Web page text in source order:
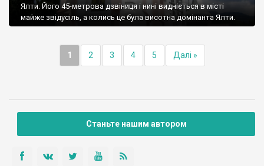
Ялти. Його 45-метрова дзвіниця і нині видніється в місті
майже звідусіль, а колись це була висотна домінанта Ялти.
1 2 3 4 5 Далі »
Станьте нашим автором